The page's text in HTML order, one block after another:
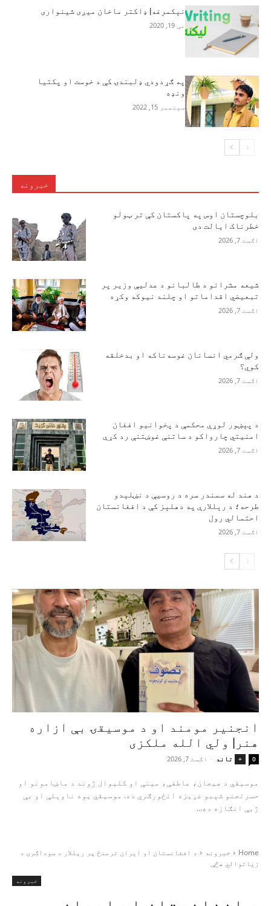
نېکمرغه| ډاکتر ماخان میږی شینواری
مې 19, 2020
په ګړدودي ډلبندۍ کې د خوست او پکتيا
ونډه
سپتمبر 15, 2022
خبرونه
بلوچستان اوس په پاکستان کې تر ټولو
خطرناک ایالت دی
اګست 7, 2026
شیعه مشرانو د طالبانو د عدلیې وزیر پر
تبعیضي اقداماتو او چلند نیوکه وکړه
اګست 7, 2026
ولې ګرمي انسانان غوسه‌ناکه او بدخلقه
کوي؟
اګست 7, 2026
د پېښور لوړې محکمې د پخوانیو افغان
امنیتي چارواکو د ساتنې غوښتنې رد کړې
اګست 7, 2026
د هند له سمندر سره د روسیې د نښلېدو
طرحه؛ د رېللارې په دهلېز کې د افغانستان
احتمالي رول
اګست 7, 2026
انجنیر مومند او د موسیقۍ بې‌ ازاره
هنر| ولي الله ملکزی
+ تاند - اګست 7, 2026 0
موسیقي د هیجان، عاطفې، مینې او کلیوال ژوند د ماښامونو او
حسرتجنو شېبو غږیزه انځورګري ده. موسیقي یوه ناوېلې او بې‌
ژبې انګازه ده...